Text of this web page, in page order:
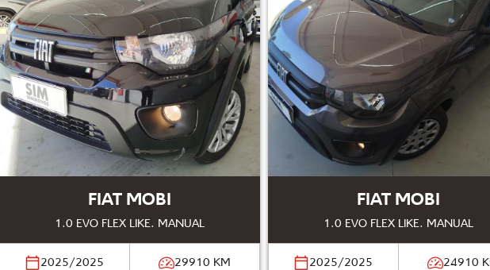
FIAT MOBI
1.0 EVO FLEX LIKE. MANUAL
2025/2025 29910 KM
FIAT MOBI
1.0 EVO FLEX LIKE. MANUAL
2025/2025 24910